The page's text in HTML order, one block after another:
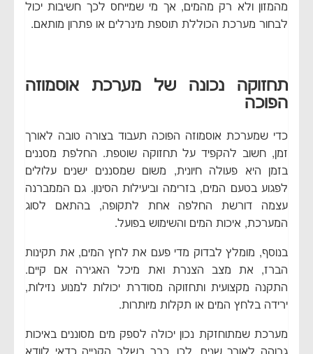
מהמזון ולא רק מהמים, אך מי שמייחס לכך חשיבות יכול
לבחור מערכת הכוללת תוספת מינרלים או פתרון מותאם.
תחזוקה נכונה של מערכת אוסמוזה
הפוכה
כדי שמערכת אוסמוזה הפוכה תעבוד בצורה טובה לאורך
זמן, חשוב להקפיד על תחזוקה שוטפת. החלפת מסננים
בזמן היא פעולה חיונית, משום שמסננים ישנים עלולים
לפגוע בטעם המים, בזרימה וביעילות הסינון. גם הממברנה
עצמה דורשת החלפה אחת לתקופה, בהתאם לסוג
המערכת, איכות המים והשימוש בפועל.
בנוסף, מומלץ לבדוק מדי פעם את לחץ המים, את תקינות
הברז, את מצב הצנרת ואת מיכל האגירה אם קיים.
התקנה מקצועית ותחזוקה מסודרת יכולות למנוע נזילות,
ירידה בלחץ המים או תקלות מיותרות.
מערכת שמתוחזקת נכון יכולה לספק מים מסוננים באיכות